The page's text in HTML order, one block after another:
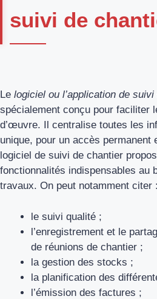
suivi de
Le logiciel ou l’application de
spécialement conçu pour faciliter
d’œuvre. Il centralise toutes les
unique, pour un accès permanent
logiciel de suivi de chantier
fonctionnalités indispensables au
travaux. On peut notamment citer :
le suivi qualité ;
l’enregistrement et le
de réunions de chantier ;
la gestion des stocks ;
la planification des
l’émission des factures ;